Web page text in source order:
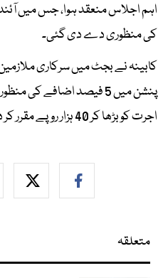
کی منظوری دے دی گئی۔
پنشن میں 5 فیصد اضافے
اجرت کو بڑھا کر 40 ہزار روپے مقرر کر دیا گیا۔
متعلقہ